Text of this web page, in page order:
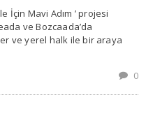
İçin Mavi Adım ’ projesi
ve Bozcaada’da
ve yerel halk ile bir araya
0